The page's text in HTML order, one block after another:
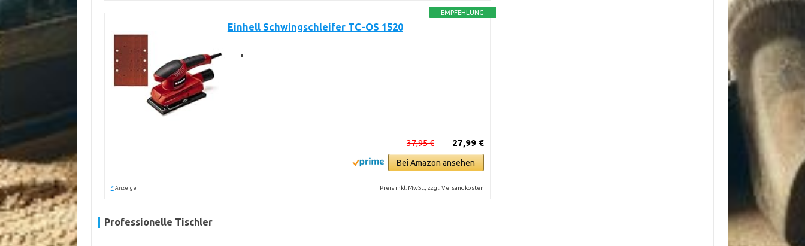
EMPFEHLUNG
Einhell Schwingschleifer TC-OS 1520
27,99 €
37,95 €
Bei Amazon ansehen
* Anzeige Preis inkl. MwSt., zzgl. Versandkosten
Professionelle Tischler